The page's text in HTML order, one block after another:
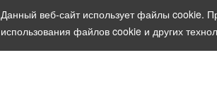
Данный веб-сайт использует файлы cookie.
использования файлов cookie и других